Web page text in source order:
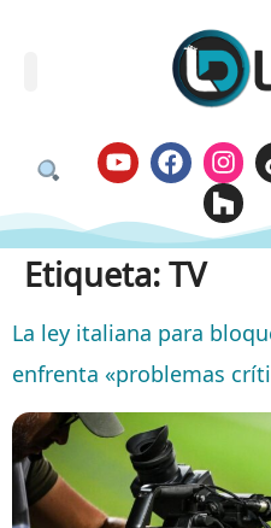
Etiqueta:TV
La ley italiana para
enfrenta «problemas